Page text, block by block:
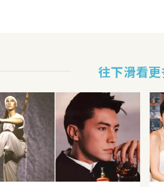
往下滑看